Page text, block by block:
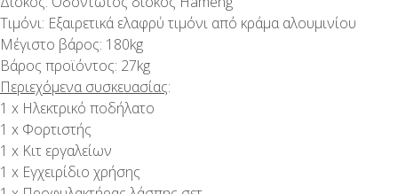
Τιμόνι: Εξαιρετικά ελαφρύ τιμόνι από κράμα αλουμινίου
Μέγιστο βάρος: 180kg
Βάρος προϊόντος: 27kg
Περιεχόμενα συσκευασίας:
1 x Ηλεκτρικό ποδήλατο
1 x Φορτιστής
1 x Κιτ εργαλείων
1 x Εγχειρίδιο χρήσης